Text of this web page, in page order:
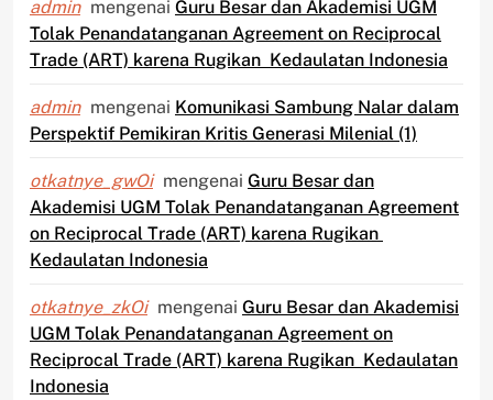
admin mengenai Guru Besar dan Akademisi UGM
Tolak Penandatanganan Agreement on Reciprocal
Trade (ART) karena Rugikan Kedaulatan Indonesia
admin mengenai Komunikasi Sambung Nalar dalam
Perspektif Pemikiran Kritis Generasi Milenial (1)
otkatnye_gwOi mengenai Guru Besar dan
Akademisi UGM Tolak Penandatanganan Agreement
on Reciprocal Trade (ART) karena Rugikan
Kedaulatan Indonesia
otkatnye_zkOi mengenai Guru Besar dan Akademisi
UGM Tolak Penandatanganan Agreement on
Reciprocal Trade (ART) karena Rugikan Kedaulatan
Indonesia